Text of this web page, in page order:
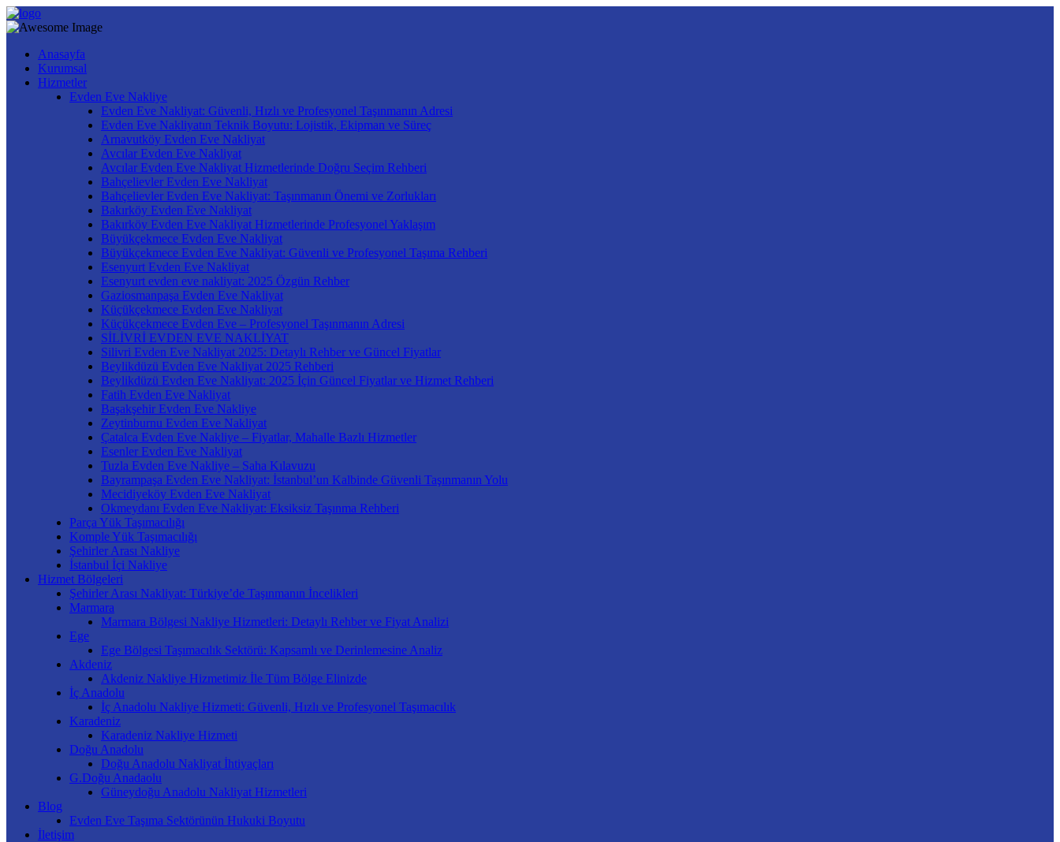
Anasayfa
Kurumsal
Hizmetler
Evden Eve Nakliye
Evden Eve Nakliyat: Güvenli, Hızlı ve Profesyonel Taşınmanın Adresi
Evden Eve Nakliyatın Teknik Boyutu: Lojistik, Ekipman ve Süreç
Arnavutköy Evden Eve Nakliyat
Avcılar Evden Eve Nakliyat
Avcılar Evden Eve Nakliyat Hizmetlerinde Doğru Seçim Rehberi
Bahçelievler Evden Eve Nakliyat
Bahçelievler Evden Eve Nakliyat: Taşınmanın Önemi ve Zorlukları
Bakırköy Evden Eve Nakliyat
Bakırköy Evden Eve Nakliyat Hizmetlerinde Profesyonel Yaklaşım
Büyükçekmece Evden Eve Nakliyat
Büyükçekmece Evden Eve Nakliyat: Güvenli ve Profesyonel Taşıma Rehberi
Esenyurt Evden Eve Nakliyat
Esenyurt evden eve nakliyat: 2025 Özgün Rehber
Gaziosmanpaşa Evden Eve Nakliyat
Küçükçekmece Evden Eve Nakliyat
Küçükçekmece Evden Eve – Profesyonel Taşınmanın Adresi
SİLİVRİ EVDEN EVE NAKLİYAT
Silivri Evden Eve Nakliyat 2025: Detaylı Rehber ve Güncel Fiyatlar
Beylikdüzü Evden Eve Nakliyat 2025 Rehberi
Beylikdüzü Evden Eve Nakliyat: 2025 İçin Güncel Fiyatlar ve Hizmet Rehberi
Fatih Evden Eve Nakliyat
Başakşehir Evden Eve Nakliye
Zeytinburnu Evden Eve Nakliyat
Çatalca Evden Eve Nakliye – Fiyatlar, Mahalle Bazlı Hizmetler
Esenler Evden Eve Nakliyat
Tuzla Evden Eve Nakliye – Saha Kılavuzu
Bayrampaşa Evden Eve Nakliyat: İstanbul’un Kalbinde Güvenli Taşınmanın Yolu
Mecidiyeköy Evden Eve Nakliyat
Okmeydanı Evden Eve Nakliyat: Eksiksiz Taşınma Rehberi
Parça Yük Taşımacılığı
Komple Yük Taşımacılığı
Şehirler Arası Nakliye
İstanbul İçi Nakliye
Hizmet Bölgeleri
Şehirler Arası Nakliyat: Türkiye’de Taşınmanın İncelikleri
Marmara
Marmara Bölgesi Nakliye Hizmetleri: Detaylı Rehber ve Fiyat Analizi
Ege
Ege Bölgesi Taşımacılık Sektörü: Kapsamlı ve Derinlemesine Analiz
Akdeniz
Akdeniz Nakliye Hizmetimiz İle Tüm Bölge Elinizde
İç Anadolu
İç Anadolu Nakliye Hizmeti: Güvenli, Hızlı ve Profesyonel Taşımacılık
Karadeniz
Karadeniz Nakliye Hizmeti
Doğu Anadolu
Doğu Anadolu Nakliyat İhtiyaçları
G.Doğu Anadaolu
Güneydoğu Anadolu Nakliyat Hizmetleri
Blog
Evden Eve Taşıma Sektörünün Hukuki Boyutu
İletişim